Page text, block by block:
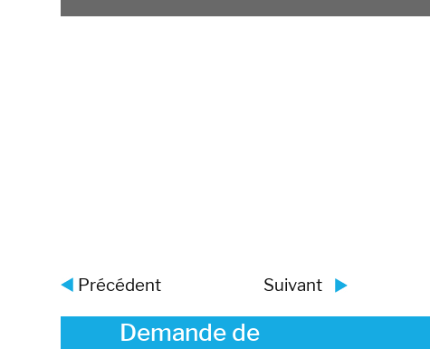
Précédent Suivant
Demande de